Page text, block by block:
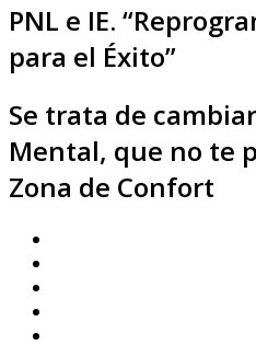
PNL e IE.
para el Éxito”
Se trata de
Mental, que no te
Zona de Confort